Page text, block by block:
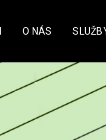
O NÁS